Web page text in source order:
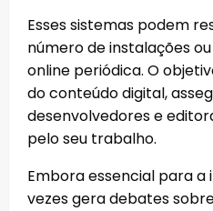
Esses sistemas podem
número de instalações
online periódica. O
do conteúdo digital,
desenvolvedores e
pelo seu trabalho.
Embora essencial para a
vezes gera debates